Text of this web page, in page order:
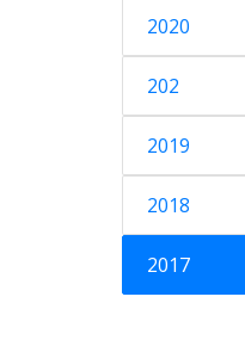
2020
202
2019
2018
2017